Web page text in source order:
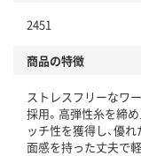
2451
商品の特徴
ストレスフリーなワ
採用。高弾性糸を締
ッチ性を獲得し、優
面感を持った丈夫で